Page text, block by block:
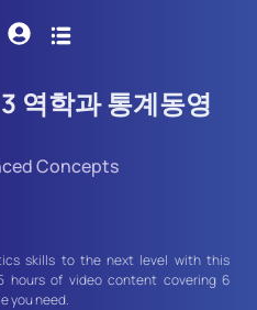
역학과 통계동영
Concepts
skills to the next level with this
hours of video content covering 6
you need.